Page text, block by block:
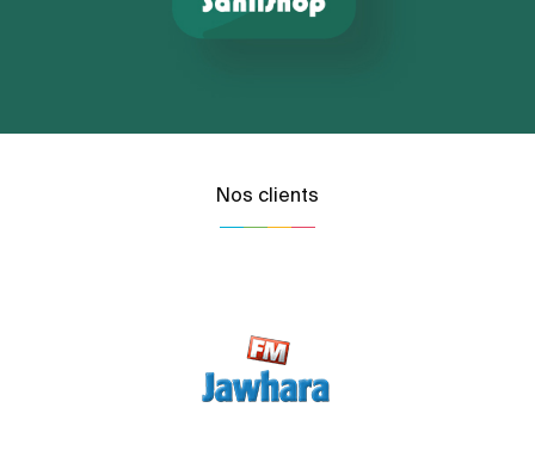
Nos clients